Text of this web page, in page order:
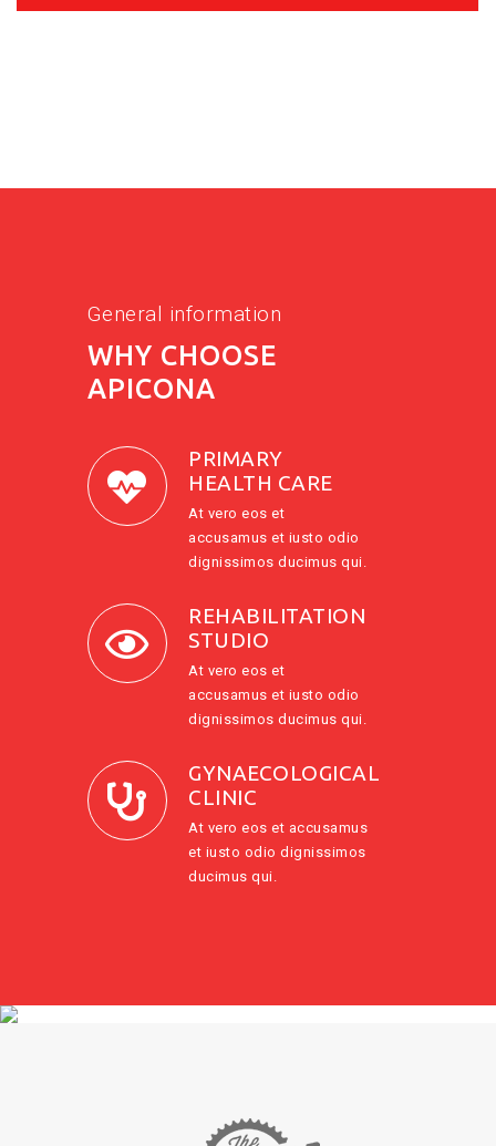
General information
WHY CHOOSE
APICONA
PRIMARY
HEALTH CARE
At vero eos et
accusamus et iusto odio
dignissimos ducimus qui.
REHABILITATION
STUDIO
At vero eos et
accusamus et iusto odio
dignissimos ducimus qui.
GYNAECOLOGICAL
CLINIC
At vero eos et accusamus
et iusto odio dignissimos
ducimus qui.